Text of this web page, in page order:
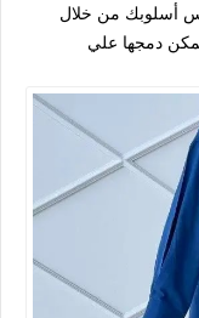
أسلوبك من خلال
دمجها علي